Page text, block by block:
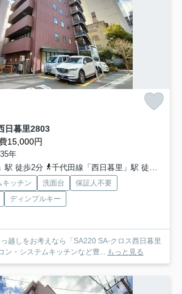
日暮里2803
15,000円
年
駅 徒歩2分
千代田線「西日暮里」駅 徒歩2分
キッチン 洗面台
保証人不要
ディンプルキー
越しをお考えなら「SA220 SA-クロス西日暮里
ン・システムキッチンなど豊... もっと見る